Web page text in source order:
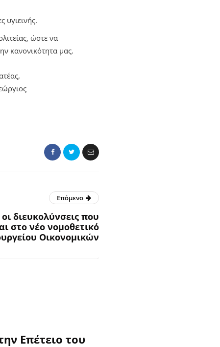
υγιεινής.
ώστε να
κανονικότητα μας.
Επόμενο
διευκολύνσεις που
στο νέο νομοθετικό
Οικονομικών
Επέτειο του